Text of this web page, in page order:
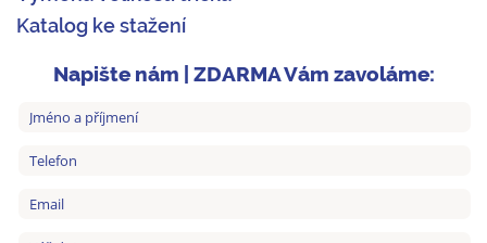
Katalog ke stažení
Napište nám | ZDARMA Vám zavoláme: